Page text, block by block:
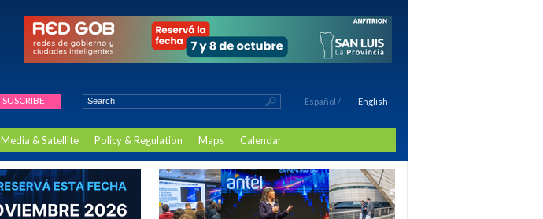
SUSCRIBE Español / English
Media & Satellite Policy & Regulation Maps Calendar